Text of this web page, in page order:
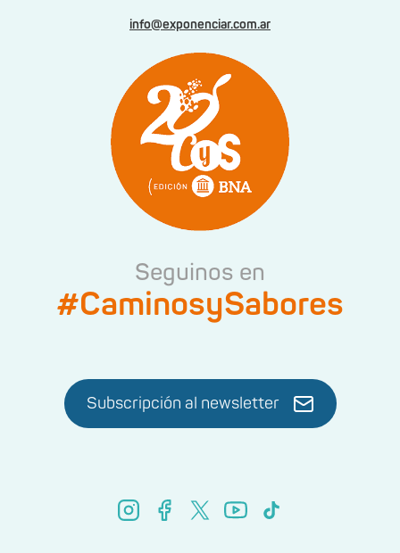
info@exponenciar.com.ar
Seguinos en
#CaminosySabores
Subscripción al newsletter